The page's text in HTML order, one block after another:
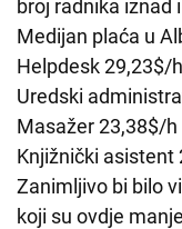
broj radnika iznad
Medijan plaća u
Helpdesk 29,23$/h
Uredski
Masažer 23,38$/h
Knjižnički asistent
Zanimljivo bi bilo
koji su ovdje